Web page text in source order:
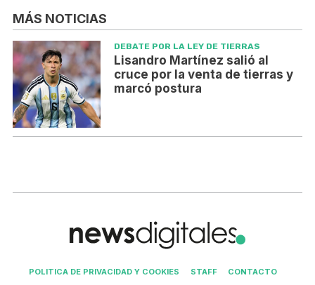
MÁS NOTICIAS
DEBATE POR LA LEY DE TIERRAS
Lisandro Martínez salió al
cruce por la venta de tierras y
marcó postura
POLITICA DE PRIVACIDAD Y COOKIES STAFF CONTACTO